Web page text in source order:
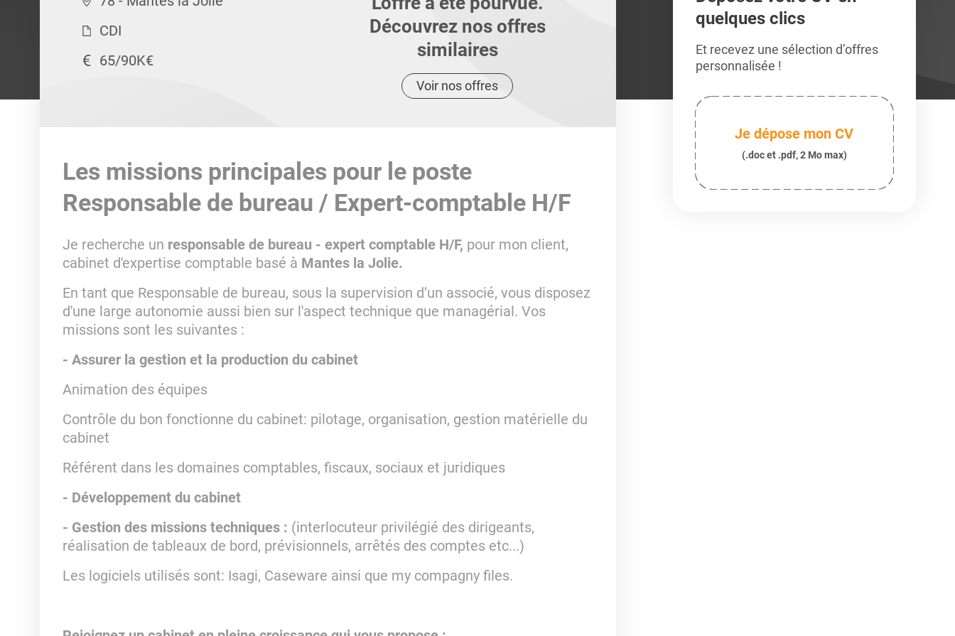
CDI
65/90K€
Découvrez nos offres
similaires
Voir nos offres
Les missions principales pour le poste
Responsable de bureau / Expert-comptable H/F
Je recherche un responsable de bureau - expert comptable H/F, pour mon client,
cabinet d'expertise comptable basé à Mantes la Jolie.
En tant que Responsable de bureau, sous la supervision d’un associé, vous disposez
d'une large autonomie aussi bien sur l'aspect technique que managérial. Vos
missions sont les suivantes :
- Assurer la gestion et la production du cabinet
Animation des équipes
Contrôle du bon fonctionne du cabinet: pilotage, organisation, gestion matérielle du
cabinet
Référent dans les domaines comptables, fiscaux, sociaux et juridiques
- Développement du cabinet
- Gestion des missions techniques : (interlocuteur privilégié des dirigeants,
réalisation de tableaux de bord, prévisionnels, arrêtés des comptes etc...)
Les logiciels utilisés sont: Isagi, Caseware ainsi que my compagny files.
quelques clics
Et recevez une sélection d’offres
personnalisée !
Je dépose mon CV
(.doc et .pdf, 2 Mo max)